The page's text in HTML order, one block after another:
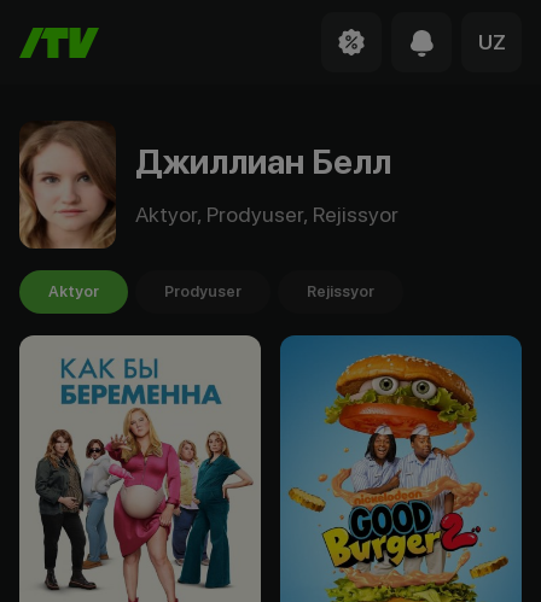
UZ
Джиллиан Белл
Aktyor, Prodyuser, Rejissyor
Aktyor Prodyuser Rejissyor